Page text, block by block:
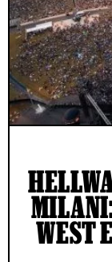
WEST